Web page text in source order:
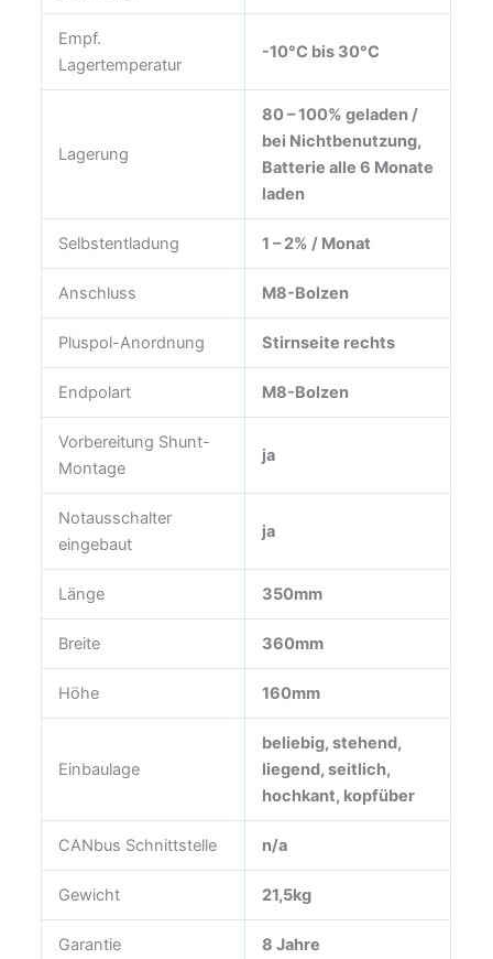
Empf.
Lagertemperatur
-10°C bis 30°C
Lagerung
80 – 100% geladen /
bei Nichtbenutzung,
Batterie alle 6 Monate
laden
Selbstentladung 1 – 2% / Monat
Anschluss M8-Bolzen
Pluspol-Anordnung Stirnseite rechts
Endpolart M8-Bolzen
Vorbereitung Shunt-
Montage
ja
Notausschalter
eingebaut
ja
Länge 350mm
Breite 360mm
Höhe 160mm
Einbaulage
beliebig, stehend,
liegend, seitlich,
hochkant, kopfüber
CANbus Schnittstelle n/a
Gewicht 21,5kg
Garantie 8 Jahre